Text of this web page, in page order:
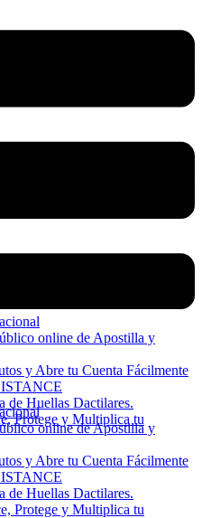
online de Apostilla y
y Abre tu Cuenta Fácilmente
de Huellas Dactilares.
Protege y Multiplica tu
online de Apostilla y
y Abre tu Cuenta Fácilmente
de Huellas Dactilares.
Protege y Multiplica tu